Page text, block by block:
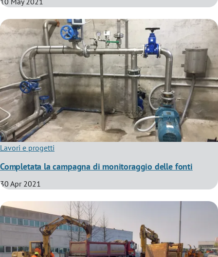
Lavori e progetti
Completata la campagna di monitoraggio delle fonti
30 Apr 2021